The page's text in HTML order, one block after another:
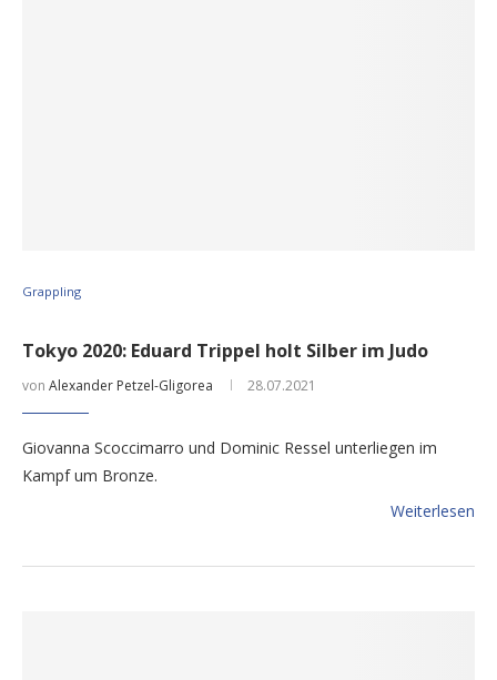
Grappling
Tokyo 2020: Eduard Trippel holt Silber im Judo
von Alexander Petzel-Gligorea 28.07.2021
Giovanna Scoccimarro und Dominic Ressel unterliegen im
Kampf um Bronze.
Weiterlesen